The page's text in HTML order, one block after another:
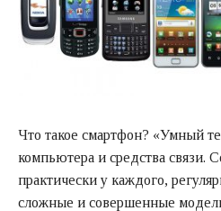
Что такое смартфон? «Умный
компьютера и средства связи.
практически у каждого,
сложные и совершенные